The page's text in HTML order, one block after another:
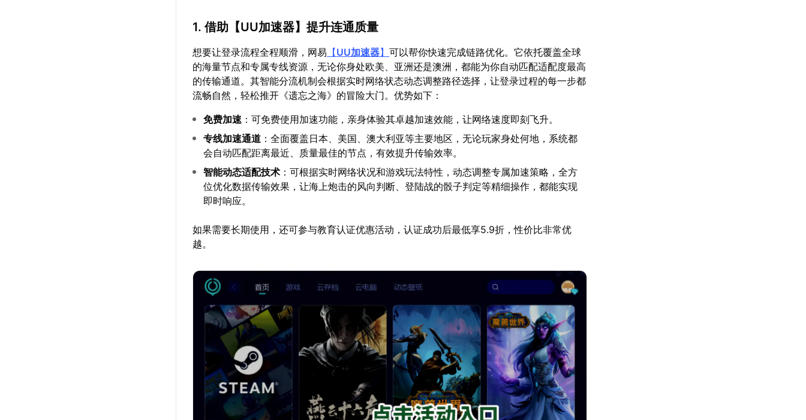
1. 借助【UU加速器】提升连通质量
想要让登录流程全程顺滑，网易 【UU加速器】可以帮你快速完成链路优化。它依托覆盖全球
的海量节点和专属专线资源，无论你身处欧美、亚洲还是澳洲，都能为你自动匹配适配度最高
的传输通道。其智能分流机制会根据实时网络状态动态调整路径选择，让登录过程的每一步都
流畅自然，轻松推开《遗忘之海》的冒险大门。优势如下：
免费加速 ：可免费使用加速功能，亲身体验其卓越加速效能，让网络速度即刻飞升。
专线加速通道 ：全面覆盖日本、美国、澳大利亚等主要地区，无论玩家身处何地，系统都
会自动匹配距离最近、质量最佳的节点，有效提升传输效率。
智能动态适配技术 ：可根据实时网络状况和游戏玩法特性，动态调整专属加速策略，全方
位优化数据传输效果，让海上炮击的风向判断、登陆战的骰子判定等精细操作，都能实现
即时响应。
如果需要长期使用，还可参与教育认证优惠活动，认证成功后最低享5.9折，性价比非常优
越。